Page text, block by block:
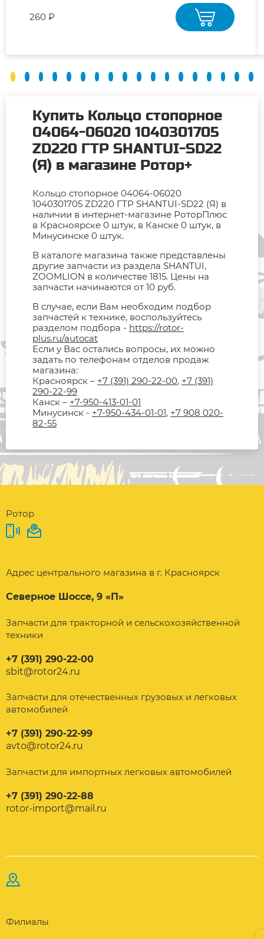
260 ₽
Купить Кольцо стопорное
04064-06020 1040301705
ZD220 ГТР SHANTUI-SD22
(Я) в магазине Ротор+
Кольцо стопорное 04064-06020
1040301705 ZD220 ГТР SHANTUI-SD22 (Я) в
наличии в интернет-магазине РоторПлюс
в Красноярске 0 штук, в Канске 0 штук, в
Минусинске 0 штук.
В каталоге магазина также представлены
другие запчасти из раздела SHANTUI,
ZOOMLION в количестве 1815. Цены на
запчасти начинаются от 10 руб.
В случае, если Вам необходим подбор
запчастей к технике, воспользуйтесь
разделом подбора - https://rotor-
plus.ru/autocat
Если у Вас остались вопросы, их можно
задать по телефонам отделов продаж
магазина:
Красноярск – +7 (391) 290-22-00, +7 (391)
290-22-99
Канск – +7-950-413-01-01
Минусинск - +7-950-434-01-01, +7 908 020-
82-55
Ротор
Адрес центрального магазина в г. Красноярск
Северное Шоссе, 9 «П»
Запчасти для тракторной и сельскохозяйственной
техники
+7 (391) 290-22-00
sbit@rotor24.ru
Запчасти для отечественных грузовых и легковых
автомобилей
+7 (391) 290-22-99
avto@rotor24.ru
Запчасти для импортных легковых автомобилей
+7 (391) 290-22-88
rotor-import@mail.ru
Филиалы